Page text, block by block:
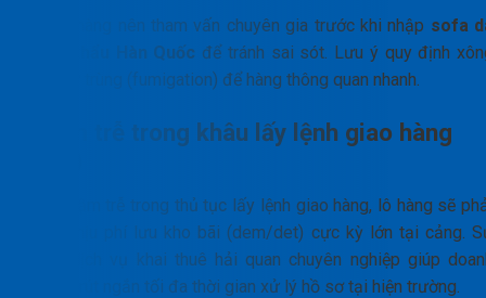
Khách hàng nên tham vấn chuyên gia trước khi nhập sofa
nhập khẩu Hàn Quốc để tránh sai sót. Lưu ý quy định
hơi khử trùng (fumigation) để hàng thông quan nhanh.
Chậm trễ trong khâu lấy lệnh giao hàng
Nếu chậm trễ trong thủ tục lấy lệnh giao hàng, lô hàng sẽ
gánh chịu phí lưu kho bãi (dem/det) cực kỳ lớn tại cảng.
dụng dịch vụ khai thuê hải quan chuyên nghiệp giúp
nghiệp rút ngắn tối đa thời gian xử lý hồ sơ tại hiện trường.